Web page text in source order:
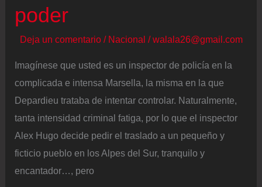
Sajonia
poder
Deja un comentario / Nacional /walala26@gmail.com
Imagínese que usted es un inspector de policía en la
complicada e intensa Marsella, la misma en la que
Depardieu trataba de intentar controlar. Naturalmente,
tanta intensidad criminal fatiga, por lo que el inspector
Alex Hugo decide pedir el traslado a un pequeño y
ficticio pueblo en los Alpes del Sur, tranquilo y
encantador…, pero